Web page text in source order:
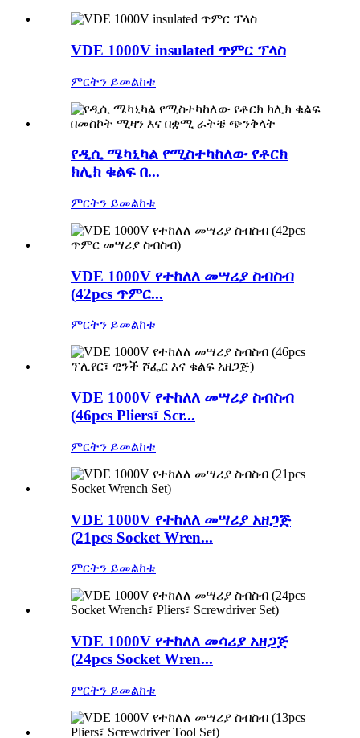
VDE 1000V insulated ጥምር ፕላስ
ምርትን ይመልከቱ
የዲሲ ሜካኒካል የሚስተካከለው የቶርክ
ክሊክ ቁልፍ በ...
ምርትን ይመልከቱ
VDE 1000V የተከለለ መሣሪያ ስብስብ
(42pcs ጥምር...
ምርትን ይመልከቱ
VDE 1000V የተከለለ መሣሪያ ስብስብ
(46pcs Pliers፣ Scr...
ምርትን ይመልከቱ
VDE 1000V የተከለለ መሣሪያ አዘጋጅ
(21pcs Socket Wren...
ምርትን ይመልከቱ
VDE 1000V የተከለለ መሳሪያ አዘጋጅ
(24pcs Socket Wren...
ምርትን ይመልከቱ